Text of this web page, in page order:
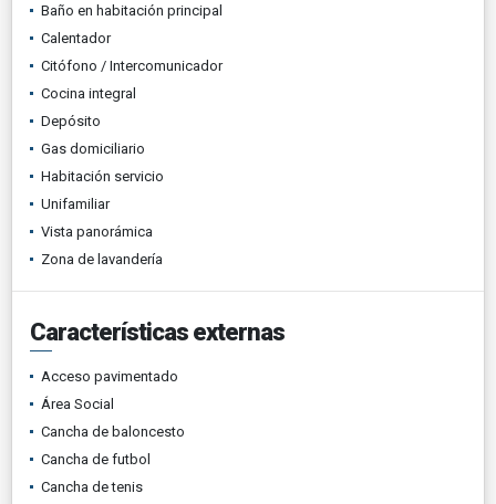
Baño en habitación principal
Calentador
Citófono / Intercomunicador
Cocina integral
Depósito
Gas domiciliario
Habitación servicio
Unifamiliar
Vista panorámica
Zona de lavandería
Características externas
Acceso pavimentado
Área Social
Cancha de baloncesto
Cancha de futbol
Cancha de tenis